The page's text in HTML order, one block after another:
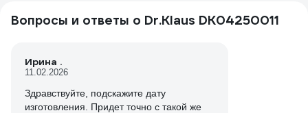
Вопросы и ответы о Dr.Klaus DK04250011
Ирина .
11.02.2026
Здравствуйте, подскажите дату
изготовления. Придет точно с такой же